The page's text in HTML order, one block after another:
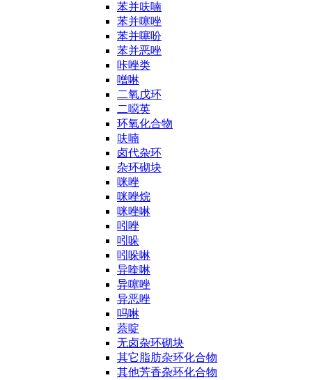
苯并呋喃
苯并噻唑
苯并噻吩
苯并恶唑
咔唑类
噌啉
二氧戊环
二噁英
环氧化合物
呋喃
卤代杂环
杂环砌块
咪唑
咪唑烷
咪唑啉
吲唑
吲哚
吲哚啉
异喹啉
异噻唑
异恶唑
吗啉
萘啶
无卤杂环砌块
其它脂肪杂环化合物
其他芳香杂环化合物